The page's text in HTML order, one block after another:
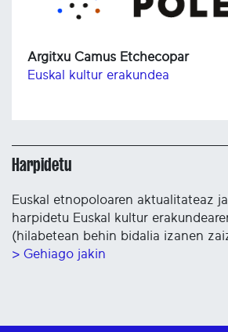
Argitxu Camus Etchecopar
Euskal kultur erakundea
Harpidetu
Euskal etnopoloaren aktualitateaz
harpidetu Euskal kultur
(hilabetean behin bidalia izanen
> Gehiago jakin